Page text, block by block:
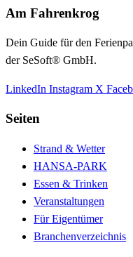
Am Fahrenkrog
Dein Guide für den
der SeSoft® GmbH.
LinkedIn Instagram X
Seiten
Strand & Wetter
HANSA-PARK
Essen & Trinken
Veranstaltungen
Für Eigentümer
Branchenverzeichnis